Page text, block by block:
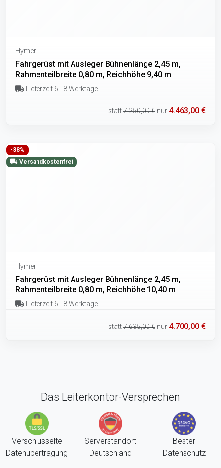
Hymer
Fahrgerüst mit Ausleger Bühnenlänge 2,45 m,
Rahmenteilbreite 0,80 m, Reichhöhe 9,40 m
Lieferzeit 6 - 8 Werktage
statt7.250,00 € nur 4.463,00 €
-38%
Versandkostenfrei
Hymer
Fahrgerüst mit Ausleger Bühnenlänge 2,45 m,
Rahmenteilbreite 0,80 m, Reichhöhe 10,40 m
Lieferzeit 6 - 8 Werktage
statt7.635,00 € nur 4.700,00 €
Das Leiterkontor-Versprechen
Verschlüsselte
Datenübertragung
Serverstandort
Deutschland
Bester
Datenschutz